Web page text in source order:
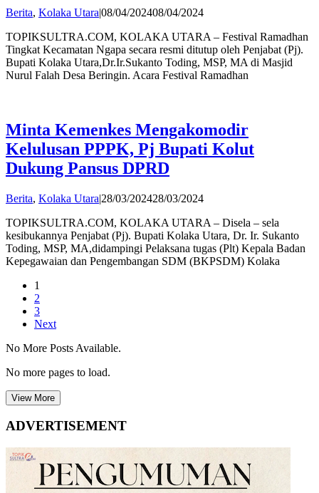
Berita, Kolaka Utara|08/04/202408/04/2024by
Hatta
TOPIKSULTRA.COM, KOLAKA UTARA – Festival Ramadhan
Tingkat Kecamatan Ngapa secara resmi ditutup oleh Penjabat (Pj).
Bupati Kolaka Utara,Dr.Ir.Sukanto Toding, MSP, MA di Masjid
Nurul Falah Desa Beringin. Acara Festival Ramadhan
Minta Kemenkes Mengakomodir
Kelulusan PPPK, Pj Bupati Kolut
Dukung Pansus DPRD
Berita, Kolaka Utara|28/03/202428/03/2024by
Hatta
TOPIKSULTRA.COM, KOLAKA UTARA – Disela – sela
kesibukannya Penjabat (Pj). Bupati Kolaka Utara, Dr. Ir. Sukanto
Toding, MSP, MA,didampingi Pelaksana tugas (Plt) Kepala Badan
Kepegawaian dan Pengembangan SDM (BKPSDM) Kolaka
1
2
3
Next
No More Posts Available.
No more pages to load.
View More
ADVERTISEMENT